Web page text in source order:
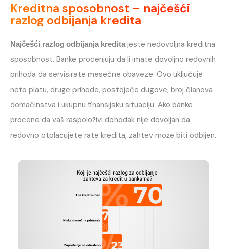
Kreditna sposobnost – najčešći
razlog odbijanja kredita
Najčešći razlog odbijanja kredita jeste nedovoljna kreditna
sposobnost. Banke procenjuju da li imate dovoljno redovnih
prihoda da servisirate mesečne obaveze. Ovo uključuje
neto platu, druge prihode, postojeće dugove, broj članova
domaćinstva i ukupnu finansijsku situaciju. Ako banke
procene da vaš raspoloživi dohodak nije dovoljan da
redovno otplaćujete rate kredita, zahtev može biti odbijen.